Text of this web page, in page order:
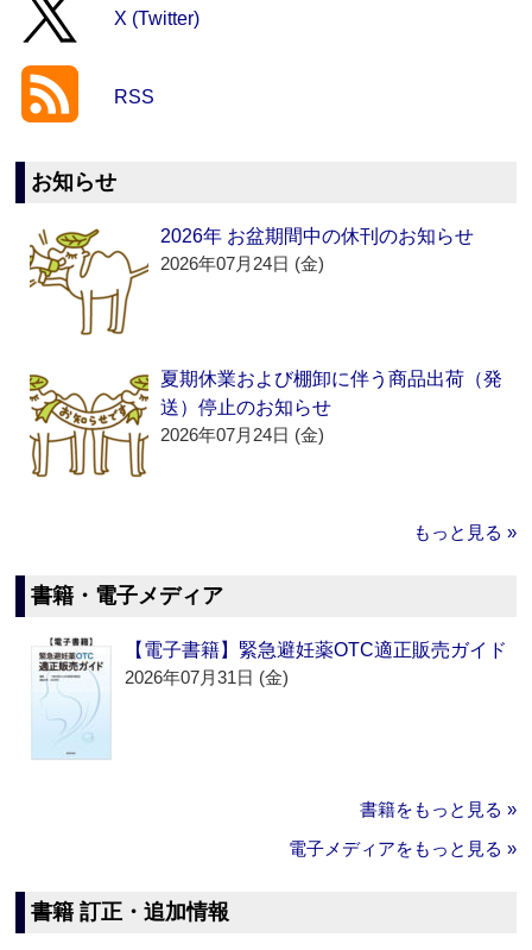
X (Twitter)
RSS
お知らせ
2026年 お盆期間中の休刊のお知らせ
2026年07月24日 (金)
夏期休業および棚卸に伴う商品出荷（発
送）停止のお知らせ
2026年07月24日 (金)
もっと見る »
書籍・電子メディア
【電子書籍】緊急避妊薬OTC適正販売ガイド
2026年07月31日 (金)
書籍をもっと見る »
電子メディアをもっと見る »
書籍 訂正・追加情報